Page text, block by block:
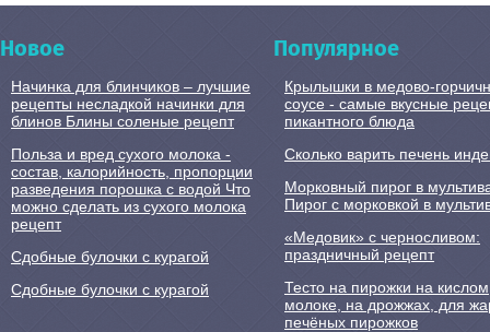
Новое
Начинка для блинчиков – лучшие
рецепты несладкой начинки для
блинов Блины соленые рецепт
Польза и вред сухого молока -
состав, калорийность, пропорции
разведения порошка с водой Что
можно сделать из сухого молока
рецепт
Сдобные булочки с курагой
Сдобные булочки с курагой
Популярное
Крылышки в медово-
соусе - самые вкусные
пикантного блюда
Сколько варить печень
Морковный пирог в
Пирог с морковкой в
«Медовик» с черносливом:
праздничный рецепт
Тесто на пирожки на кислом
молоке, на дрожжах, для
печёных пирожков